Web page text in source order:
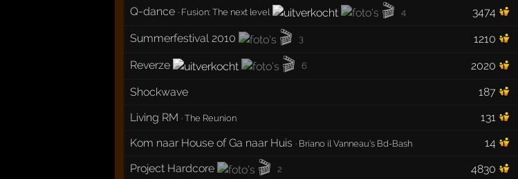
Q-dance · Fusion: The next level 🎬 4 3474
Summerfestival 2010
🎬 3 1210
Reverze
🎬 6 2020
Shockwave
187
Living RM ·The Reunion 131
Kom naar House of Ga naar Huis · Briano il Vanneau's Bd-Bash 14
Project Hardcore
🎬 2 4830